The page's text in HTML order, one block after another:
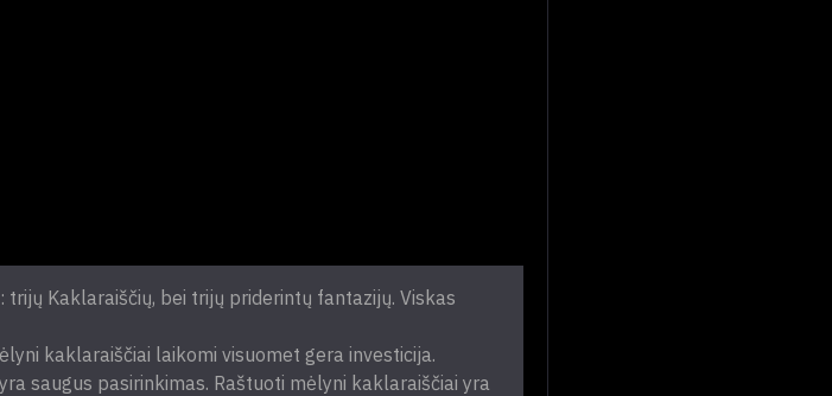
Kaklaraiščių, bei trijų priderintų fantazijų. Viskas
kaklaraiščiai laikomi visuomet gera investicija.
saugus pasirinkimas. Raštuoti mėlyni kaklaraiščiai yra